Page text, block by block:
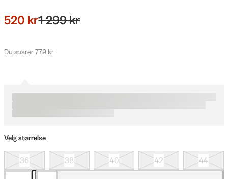
520 kr1 299 kr
Du sparer 779 kr
Velg størrelse
36 38 40 42 44